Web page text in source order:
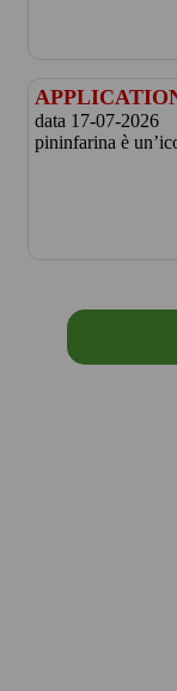
data 17-07-2026
pininfarina è